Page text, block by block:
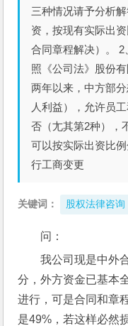
三种情况请予分析
资，按现有实际出
合同章程解决）。
照《公司法》股份
两年以来，中方部
人利益），允许员
否（尢其第2种），
可以按实际出资比
行工商变更
关键词： 股权法律咨询
问：
我公司现是中外
分，外方资金已基本
进行，可是合同和章
是49%，若这样必然